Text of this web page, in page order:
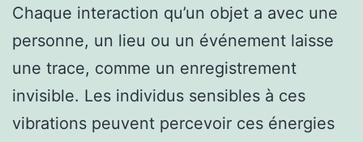
Chaque interaction qu’un objet a avec une
personne, un lieu ou un événement laisse
une trace, comme un enregistrement
invisible. Les individus sensibles à ces
vibrations peuvent percevoir ces énergies